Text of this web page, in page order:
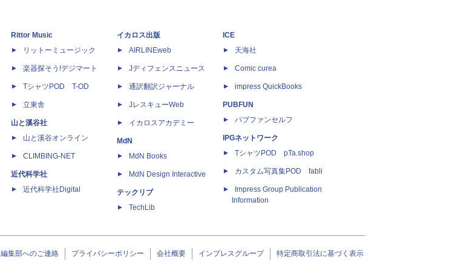
Rittor Music
リットーミュージック
楽器探そう!デジマート
TシャツPOD T-OD
立東舎
山と溪谷社
山と溪谷オンライン
CLIMBING-NET
近代科学社
近代科学社Digital
イカロス出版
AIRLINEweb
Jディフェンスニュース
通訳翻訳ジャーナル
JレスキューWeb
イカロスアカデミー
MdN
MdN Books
MdN Design Interactive
テックリブ
TechLib
ICE
天海社
Comic curea
impress QuickBooks
PUBFUN
パブファンセルフ
IPGネットワーク
TシャツPOD pTa.shop
カスタム写真集POD fabli
Impress Group Publication
Information
編集部へのご連絡 プライバシーポリシー 会社概要 インプレスグループ 特定商取引法に基づく表示